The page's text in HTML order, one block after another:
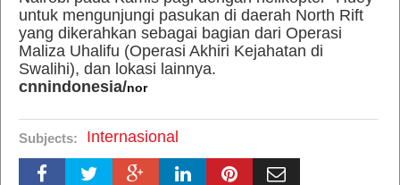
untuk mengunjungi pasukan di daerah North Rift
yang dikerahkan sebagai bagian dari Operasi
Maliza Uhalifu (Operasi Akhiri Kejahatan di
Swalihi), dan lokasi lainnya.
cnnindonesia/nor
Subjects: Internasional